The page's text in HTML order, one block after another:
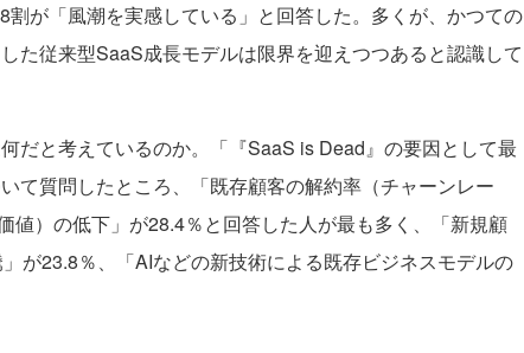
割が「風潮を実感している」と回答した。多くが、かつての
た従来型SaaS成長モデルは限界を迎えつつあると認識して
だと考えているのか。「『SaaS is Dead』の要因として最
て質問したところ、「既存顧客の解約率（チャーンレー
値）の低下」が28.4％と回答した人が最も多く、「新規顧
が23.8％、「AIなどの新技術による既存ビジネスモデルの